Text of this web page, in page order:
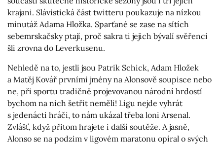
krajani. Slávistická část twitteru poukazuje na nízkou
minutáž Adama Hložka. Sparťané se zase na sítích
sebemrskačsky ptají, proč sakra ti jejich bývalí svěřenci
šli zrovna do Leverkusenu.
Nehledě na to, jestli jsou Patrik Schick, Adam Hložek
a Matěj Kovář prvními jmény na Alonsově soupisce nebo
ne, při sportu tradičně projevovanou národní hrdostí
bychom na nich šetřit neměli! Ligu nejde vyhrát
s jedenácti hráči, to nám ukázal třeba loni Arsenal.
Zvlášť, když přitom hrajete i další soutěže. A jasně,
Alonso se na podzim v ligovém maratonu opíral o svých